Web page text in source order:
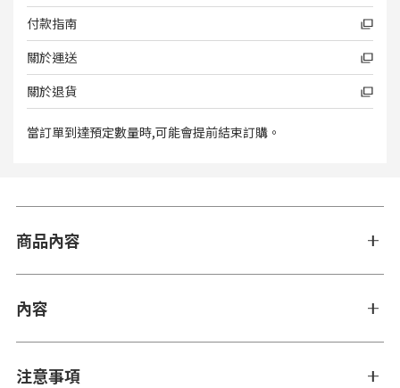
付款指南
關於運送
關於退貨
當訂單到達預定數量時,可能會提前結束訂購。
商品內容
內容
注意事項